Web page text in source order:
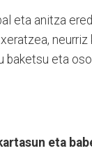
eta anitza
neurriz
baketsu eta
eta